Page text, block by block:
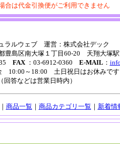
合は代金引換便がご利用できません
ラルウェブ 運営：株式会社デック
豊島区南大塚１丁目60-20 天翔大塚駅
FAX ：03-6912-0360 E-MAIL ：
10:00～18:00 土日祝日はお休みで
回答などは営業日時内）
商品一覧 ｜ 商品カテゴリ一覧 ｜ 新着情